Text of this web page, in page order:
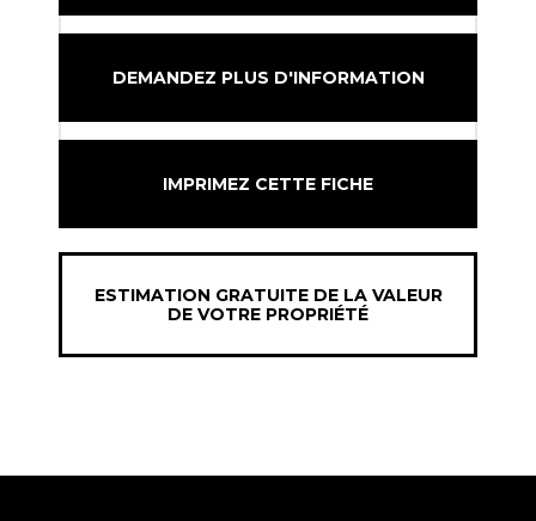
DEMANDEZ PLUS D'INFORMATION
IMPRIMEZ CETTE FICHE
ESTIMATION GRATUITE DE LA VALEUR
DE VOTRE PROPRIÉTÉ